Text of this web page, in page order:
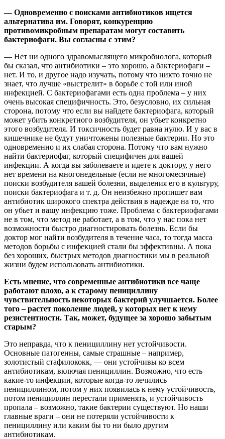
— Одновременно с поисками антибиотиков ищется
альтернатива им. Говорят, конкуренцию
противомикробным препаратам могут составить
бактериофаги. Вы согласны с этим?
— Нет ни одного здравомыслящего микробиолога, который
бы сказал, что антибиотики – это хорошо, а бактериофаги –
нет. И то, и другое надо изучать, потому что никто точно не
знает, что лучше «выстрелит» в борьбе с той или иной
инфекцией. С бактериофагами есть одна проблема – у них
очень высокая специфичность. Это, безусловно, их сильная
сторона, потому что если вы найдете бактериофага, который
может убить конкретного возбудителя, он убьет конкретно
этого возбудителя. И токсичность будет равна нулю. И у вас в
кишечнике не будут уничтожены полезные бактерии. Но это
одновременно и их слабая сторона. Потому что вам нужно
найти бактериофаг, который специфичен для вашей
инфекции. А когда вы заболеваете и идете к доктору, у него
нет времени на многонедельные (если не многомесячные)
поиски возбудителя вашей болезни, выделения его в культуру,
поиски бактериофага и т. д. Он неизбежно пропишет вам
антибиотик широкого спектра действия в надежде на то, что
он убьет и вашу инфекцию тоже. Проблема с бактериофагами
не в том, что метод не работает, а в том, что у нас пока нет
возможности быстро диагностировать болезнь. Если бы
доктор мог найти возбудителя в течение часа, то тогда масса
методов борьбы с инфекцией стали бы эффективны. А пока
без хороших, быстрых методов диагностики мы в реальной
жизни будем использовать антибиотики.
Есть мнение, что современные антибиотики все чаще
работают плохо, а к старому пенициллину
чувствительность некоторых бактерий улучшается. Более
того – растет поколение людей, у которых нет к нему
резистентности. Так, может, будущее за хорошо забытым
старым?
Это неправда, что к пенициллину нет устойчивости.
Основные патогенны, самые страшные – например,
золотистый стафилококк, — они устойчивы ко всем
антибиотикам, включая пенициллин. Возможно, что есть
какие-то инфекции, которые когда-то лечились
пенициллином, потом у них появилась к нему устойчивость,
потом пенициллин перестали применять, и устойчивость
пропала – возможно, такие бактерии существуют. Но наши
главные враги – они не потеряли устойчивости к
пенициллину или каким бы то ни было другим
антибиотикам.